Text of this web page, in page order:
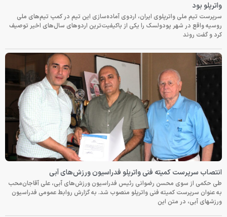
واترپلو بود
سرپرست تیم ملی واترپلوی ایران، اردوی آماده‌سازی این تیم در کمپ تیم‌های ملی
روسیه واقع در شهر پودولسک را یکی از باکیفیت‌ترین اردوهای سال‌های اخیر توصیف
کرد و گفت روند
انتصاب سرپرست کمیته فنی واترپلو فدراسیون ورزش‌های آبی
طی حکمی از سوی محسن رضوانی رئیس فدراسیون ورزش‌های آبی، علی آقاجان‌محب
به عنوان سرپرست کمیته فنی واترپلو منصوب شد. به گزارش روابط عمومی فدراسیون
ورزشهای آبی، در متن این